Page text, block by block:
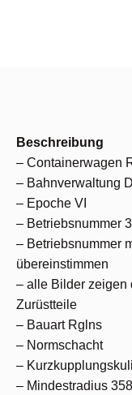
Beschreibung
– Containerwagen
– Bahnverwaltung
– Epoche VI
– Betriebsnummer
– Betriebsnummer
übereinstimmen
– alle Bilder zeigen
Zurüstteile
– Bauart Rglns
– Normschacht
–
– Mindestradius